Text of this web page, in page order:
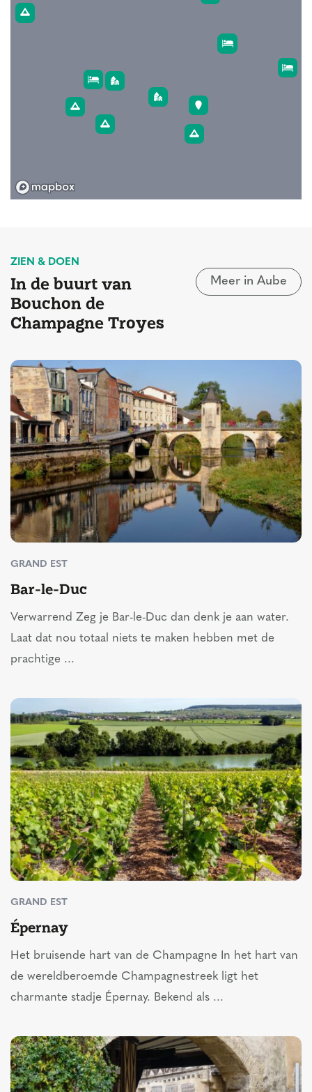
Meer in Aube
ZIEN & DOEN
In de buurt van
Bouchon de
Champagne Troyes
GRAND EST
Bar-le-Duc
Verwarrend Zeg je Bar-le-Duc dan denk je aan water.
Laat dat nou totaal niets te maken hebben met de
prachtige ...
GRAND EST
Épernay
Het bruisende hart van de Champagne In het hart van
de wereldberoemde Champagnestreek ligt het
charmante stadje Épernay. Bekend als ...